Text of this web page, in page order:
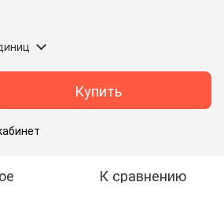
Купить
К сравнению